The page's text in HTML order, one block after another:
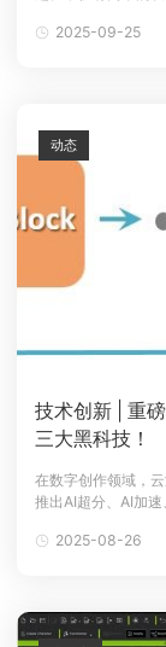
域协作团队不断增
2025-09-25
技术创新 | 重
三大黑科技！
在数字创作领域，
推出AI超分、AI加
天，我们就来深度
2025-08-26
动态